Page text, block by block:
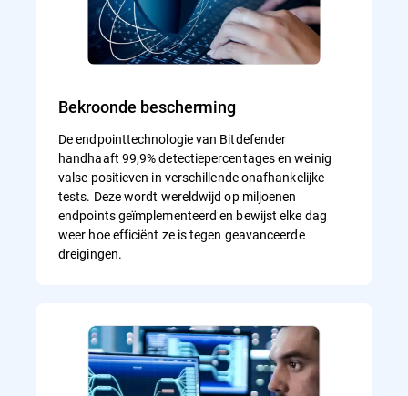
Bekroonde bescherming
De endpointtechnologie van Bitdefender
handhaaft 99,9% detectiepercentages en weinig
valse positieven in verschillende onafhankelijke
tests. Deze wordt wereldwijd op miljoenen
endpoints geïmplementeerd en bewijst elke dag
weer hoe efficiënt ze is tegen geavanceerde
dreigingen.